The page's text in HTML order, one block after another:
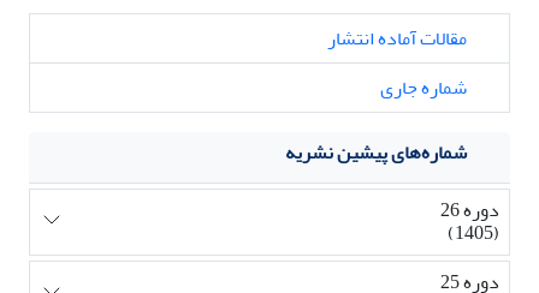
مقالات آماده انتشار
شماره جاری
شماره‌های پیشین نشریه
دوره 26
(1405)
دوره 25